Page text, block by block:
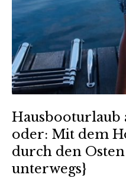
Hausbooturlaub
oder: Mit dem
durch den
unterwegs}